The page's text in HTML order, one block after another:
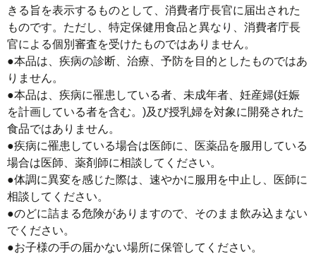
きる旨を表示するものとして、消費者庁長官に届出された
ものです。ただし、特定保健用食品と異なり、消費者庁長
官による個別審査を受けたものではありません。
●本品は、疾病の診断、治療、予防を目的としたものではあ
りません。
●本品は、疾病に罹患している者、未成年者、妊産婦(妊娠
を計画している者を含む。)及び授乳婦を対象に開発された
食品ではありません。
●疾病に罹患している場合は医師に、医薬品を服用している
場合は医師、薬剤師に相談してください。
●体調に異変を感じた際は、速やかに服用を中止し、医師に
相談してください。
●のどに詰まる危険がありますので、そのまま飲み込まない
でください。
●お子様の手の届かない場所に保管してください。